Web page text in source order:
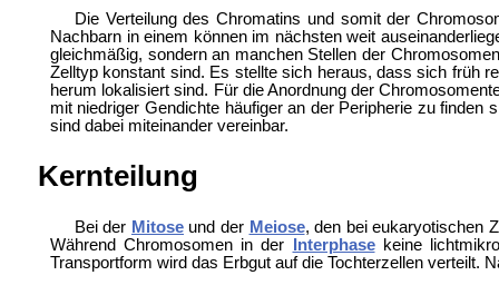
Die Verteilung des Chromatins und somit der
Nachbarn in einem können im nächsten weit
gleichmäßig, sondern an manchen Stellen der
Zelltyp konstant sind. Es stellte sich heraus, dass sich früh
herum lokalisiert sind. Für die Anordnung der
mit niedriger Gendichte häufiger an der Peripherie zu
sind dabei miteinander vereinbar.
Kernteilung
Bei der Mitoseund der Meiose, den bei eukaryotischen
Während Chromosomen in der
Interphasekeine
Transportform wird das Erbgut auf die Tochterzellen verteilt.